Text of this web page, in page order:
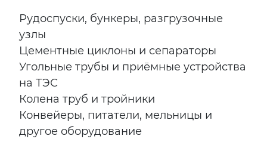
Рудоспуски, бункеры, разгрузочные
узлы
Цементные циклоны и сепараторы
Угольные трубы и приёмные устройства
на ТЭС
Колена труб и тройники
Конвейеры, питатели, мельницы и
другое оборудование